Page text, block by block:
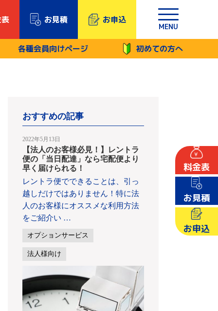
料金表
お見積
お申込
お見積 お申込
MENU
各種会員向けページ 初めての方へ
おすすめの記事
2022年5月13日
【法人のお客様必見！】レントラ
便の「当日配達」なら宅配便より
早く届けられる！
レントラ便でできることは、引っ
越しだけではありません！特に法
人のお客様にオススメな利用方法
をご紹介い …
オプションサービス
法人様向け